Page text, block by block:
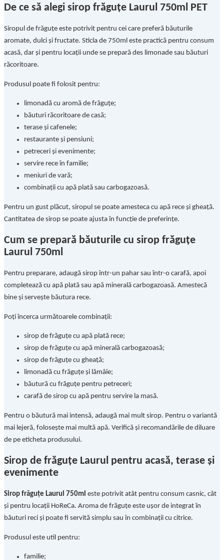
De ce să alegi sirop frăguțe Laurul 750ml PET
Siropul de frăguțe este potrivit pentru cei care preferă băuturile
aromate, dulci și fructate. Sticla de 750ml este practică pentru consum
acasă, dar și pentru locații unde se prepară des limonade sau băuturi
răcoritoare.
Produsul poate fi folosit pentru:
limonadă cu aromă de frăguțe;
băuturi răcoritoare de casă;
terase și cafenele;
restaurante și pensiuni;
petreceri și evenimente;
servire rece în familie;
meniuri de vară;
combinații cu apă plată sau carbogazoasă.
Pentru un gust plăcut, siropul se poate amesteca cu apă rece și gheață.
Cantitatea de sirop se poate ajusta în funcție de preferințe.
Cum se prepară băuturile cu sirop frăguțe
Laurul 750ml
Pentru preparare, adaugă sirop într-un pahar sau într-o carafă, apoi
completează cu apă plată sau apă minerală carbogazoasă. Amestecă
bine și servește băutura rece.
Poți încerca următoarele combinații:
sirop de frăguțe cu apă plată rece;
sirop de frăguțe cu apă minerală carbogazoasă;
sirop de frăguțe cu gheață;
limonadă cu frăguțe și lămâie;
băutură cu frăguțe pentru petreceri;
carafă de sirop cu apă pentru servire la masă.
Pentru o băutură mai intensă, adaugă mai mult sirop. Pentru o variantă
mai lejeră, folosește mai multă apă. Verifică și recomandările de diluare
de pe eticheta produsului.
Sirop de frăguțe Laurul pentru acasă, terase și
evenimente
Sirop frăguțe Laurul 750ml este potrivit atât pentru consum casnic, cât
și pentru locații HoReCa. Aroma de frăguțe este ușor de integrat în
băuturi reci și poate fi servită simplu sau în combinații cu citrice.
Produsul este util pentru:
familie;